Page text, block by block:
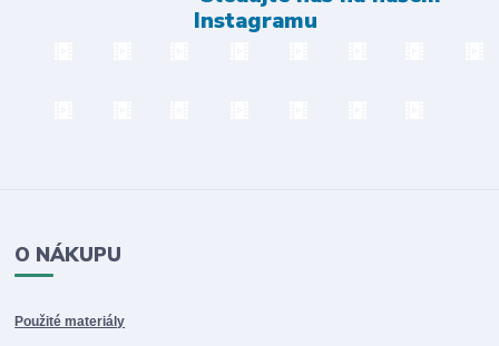
Instagramu
O NÁKUPU
Použité materiály